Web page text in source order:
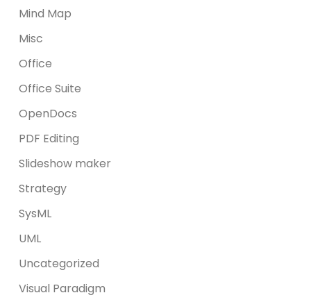
Mind Map
Misc
Office
Office Suite
OpenDocs
PDF Editing
Slideshow maker
Strategy
SysML
UML
Uncategorized
Visual Paradigm